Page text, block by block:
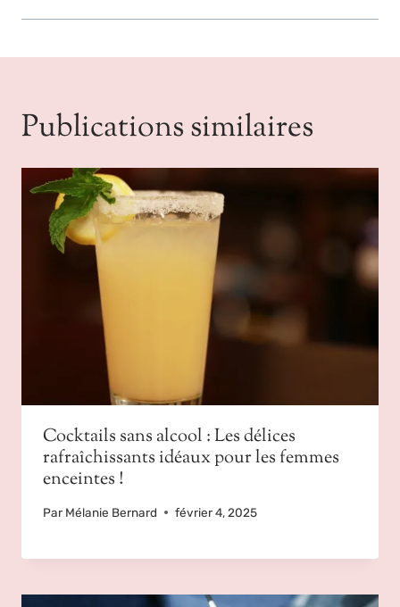
Publications similaires
Cocktails sans alcool : Les délices
rafraîchissants idéaux pour les femmes
enceintes !
Par Mélanie Bernard février 4, 2025